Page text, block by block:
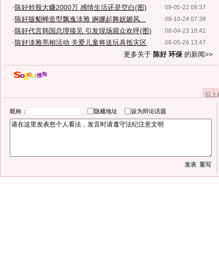
09-05-22 08:37
· 陈好炒股大赚2000万 感情生活还是空白(图)
08-10-24 07:39
· 陈好版貂蝉造型飘逸淡雅 婀娜起舞妩媚风...
08-04-23 16:41
· 陈好代言韩国总理接见 引发现场观众欢呼(图)
08-05-26 13:47
· 陈好淡雅亮相活动 关爱儿童将送玩具抵灾区
更多关于 陈好 环保 的新闻>>
以
昵称： 隐藏地址 设为辩论话题